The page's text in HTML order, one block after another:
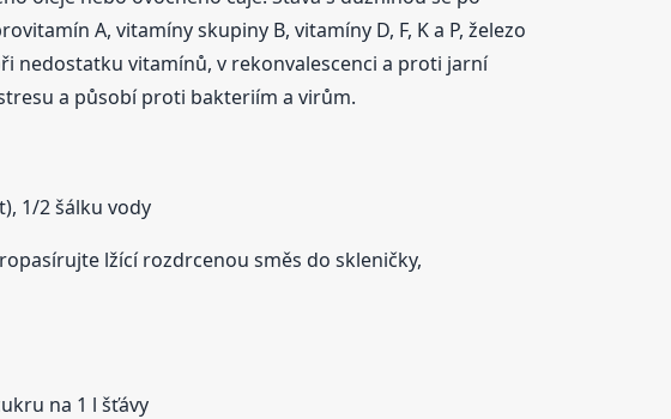
A, vitamíny skupiny B, vitamíny D, F, K a P, železo
nedostatku vitamínů, v rekonvalescenci a proti jarní
a působí proti bakteriím a virům.
1/2 šálku vody
lžící rozdrcenou směs do skleničky,
na 1 l šťávy